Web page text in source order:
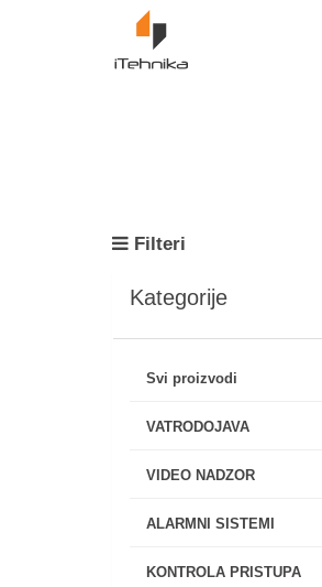
https://itehnika.ba/proizvodi
Filteri
Kategorije
Svi proizvodi
VATRODOJAVA
VIDEO NADZOR
ALARMNI SISTEMI
KONTROLA PRISTUPA